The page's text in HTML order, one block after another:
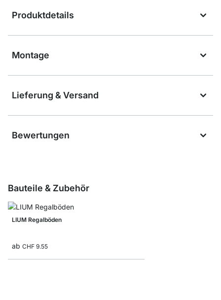
Produktdetails
Montage
Lieferung & Versand
Bewertungen
Bauteile & Zubehör
LIUM Regalböden
ab CHF 9.55